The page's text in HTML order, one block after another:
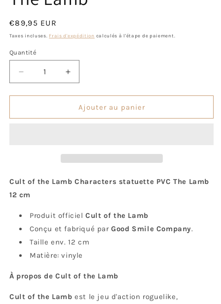
fenêtre
Prix
habituel
€89,95 EUR
Taxes incluses. Frais d'expédition calculés à l'étape de paiement.
Quantité
Quantité
Réduire
la
quantité
The
Augmenter
la
quantité
The
Ajouter au panier
Cult of the Lamb Characters statuette PVC The Lamb
12 cm
Produit officielCult of the Lamb
Conçu et fabriqué parGood Smile Company.
Taille env. 12 cm
Matière: vinyle
À propos de Cult of the Lamb
Cult of the Lamb est le jeu d'action roguelike,